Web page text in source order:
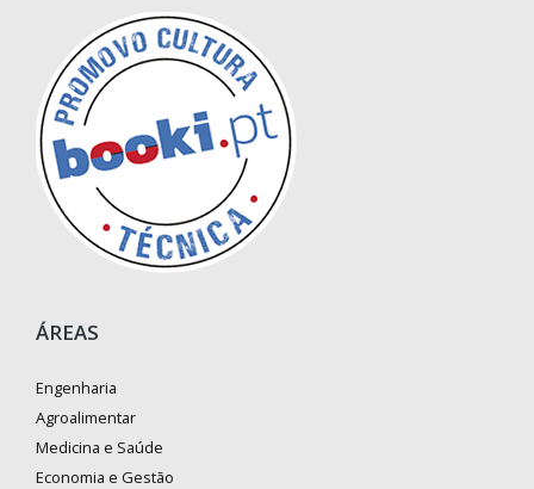
ÁREAS
Engenharia
Agroalimentar
Medicina e Saúde
Economia e Gestão